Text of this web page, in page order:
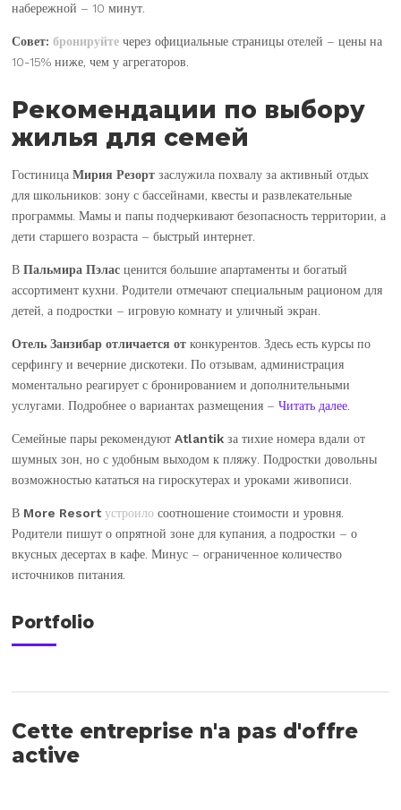
набережной – 10 минут.
Совет: бронируйте через официальные страницы отелей – цены на
10-15% ниже, чем у агрегаторов.
Рекомендации по выбору
жилья для семей
ГостиницаМирия Резорт заслужила похвалу за активный отдых
для школьников: зону с бассейнами, квесты и развлекательные
программы. Мамы и папы подчеркивают безопасность территории, а
дети старшего возраста – быстрый интернет.
ВПальмира Пэлас ценится большие апартаменты и богатый
ассортимент кухни. Родители отмечают специальным рационом для
детей, а подростки – игровую комнату и уличный экран.
Отель Занзибар отличается от конкурентов. Здесь есть курсы по
серфингу и вечерние дискотеки. По отзывам, администрация
моментально реагирует с бронированием и дополнительными
услугами. Подробнее о вариантах размещения –Читать далее
Семейные пары рекомендуютAtlantik за тихие номера вдали от
шумных зон, но с удобным выходом к пляжу. Подростки довольны
возможностью кататься на гироскутерах и уроками живописи.
В More Resort устроило соотношение стоимости и уровня.
Родители пишут о опрятной зоне для купания, а подростки – о
вкусных десертах в кафе. Минус – ограниченное количество
источников питания.
Portfolio
Cette entreprise n'a pas d'offre
active